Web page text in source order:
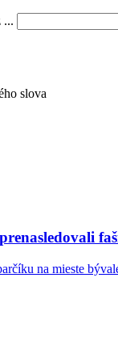
...
slova
na mieste